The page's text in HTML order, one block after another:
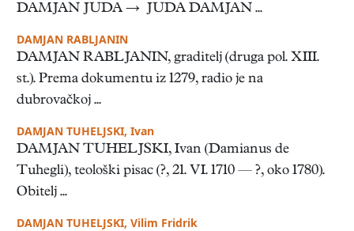
DAMJAN JUDA → JUDA DAMJAN ...
DAMJAN RABLJANIN
DAMJAN RABLJANIN, graditelj (druga pol. XIII.
st.). Prema dokumentu iz 1279, radio je na
dubrovačkoj ...
DAMJAN TUHELJSKI, Ivan
DAMJAN TUHELJSKI, Ivan (Damianus de
Tuhegli), teološki pisac (?, 21. VI. 1710 — ?, oko 1780).
Obitelj ...
DAMJAN TUHELJSKI, Vilim Fridrik